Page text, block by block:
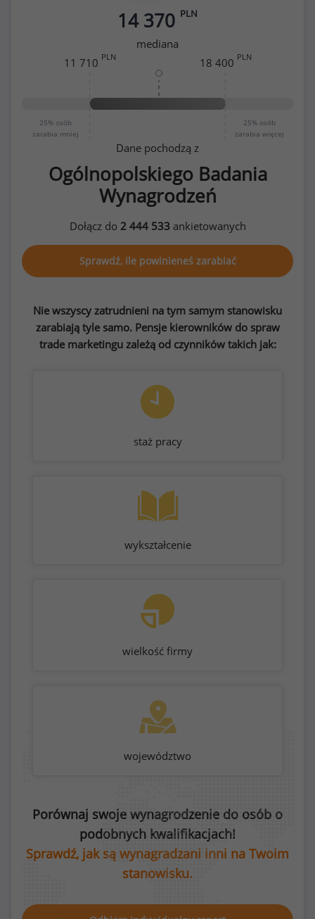
14 370 PLN
mediana
25% osób
zarabia mniej
25% osób
zarabia więcej
11 710 PLN 18 400 PLN
Dane pochodzą z
Ogólnopolskiego Badania
Wynagrodzeń
Dołącz do 2 444 533ankietowanych
Sprawdź, ile powinieneś zarabiać
Nie wszyscy zatrudnieni na tym samym stanowisku
zarabiają tyle samo. Pensje kierowników do spraw
trade marketingu zależą od czynników takich jak:
staż pracy
wykształcenie
wielkość firmy
województwo
Porównaj swoje wynagrodzenie do osób o
podobnych kwalifikacjach!
Sprawdź, jak są wynagradzani inni na Twoim
stanowisku.